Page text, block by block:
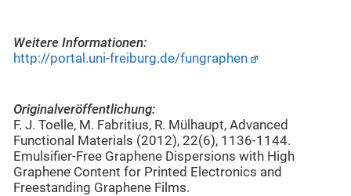
Weitere Informationen:
http://portal.uni-freiburg.de/fungraphen
Originalveröffentlichung:
F. J. Toelle, M. Fabritius, R. Mülhaupt, Advanced
Functional Materials (2012), 22(6), 1136-1144.
Emulsifier-Free Graphene Dispersions with High
Graphene Content for Printed Electronics and
Freestanding Graphene Films.